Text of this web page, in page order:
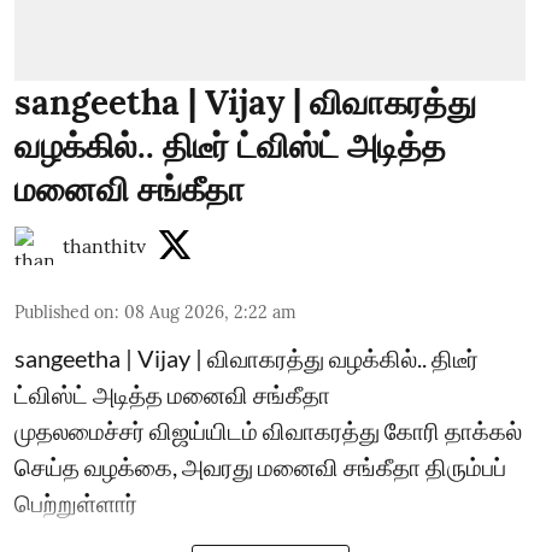
sangeetha | Vijay | விவாகரத்து
வழக்கில்.. திடீர் ட்விஸ்ட் அடித்த
மனைவி சங்கீதா
thanthitv
Published on: 08 Aug 2026, 2:22 am
sangeetha | Vijay | விவாகரத்து வழக்கில்.. திடீர்
ட்விஸ்ட் அடித்த மனைவி சங்கீதா
முதலமைச்சர் விஜய்யிடம் விவாகரத்து கோரி தாக்கல்
செய்த வழக்கை, அவரது மனைவி சங்கீதா திரும்பப்
பெற்றுள்ளார்